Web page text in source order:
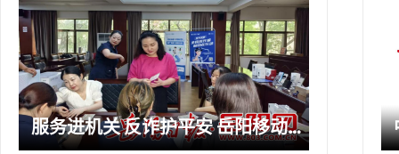
服务进机关 反诈护平安 岳阳移动城区分公司走进岳阳楼区卫健局开展集团服务日暨反诈宣传活动